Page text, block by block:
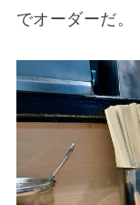
でオーダーだ。